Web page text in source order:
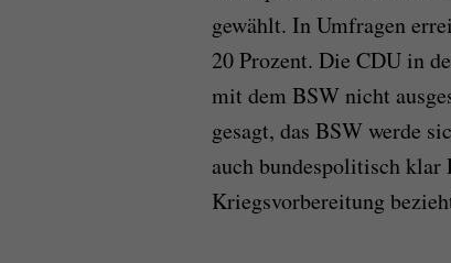
gewählt. In Umfragen
20 Prozent. Die CDU in
mit dem BSW nicht
gesagt, das BSW werde
auch bundespolitisch
Kriegsvorbereitung